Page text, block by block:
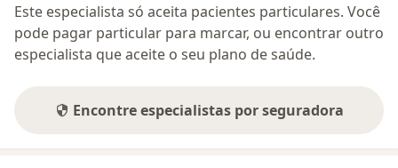
Este especialista só aceita pacientes particulares. Você
pode pagar particular para marcar, ou encontrar outro
especialista que aceite o seu plano de saúde.
Encontre especialistas por seguradora